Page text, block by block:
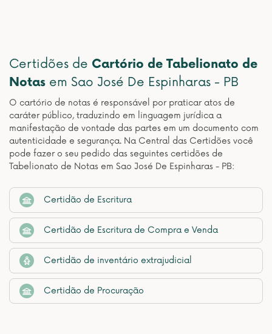
Certidões de Cartório de Tabelionato de
Notas em Sao José De Espinharas - PB
O cartório de notas é responsável por praticar atos de
caráter público, traduzindo em linguagem jurídica a
manifestação de vontade das partes em um documento com
autenticidade e segurança. Na Central das Certidões você
pode fazer o seu pedido das seguintes certidões de
Tabelionato de Notas em Sao José De Espinharas - PB:
Certidão de Escritura
Certidão de Escritura de Compra e Venda
Certidão de inventário extrajudicial
Certidão de Procuração